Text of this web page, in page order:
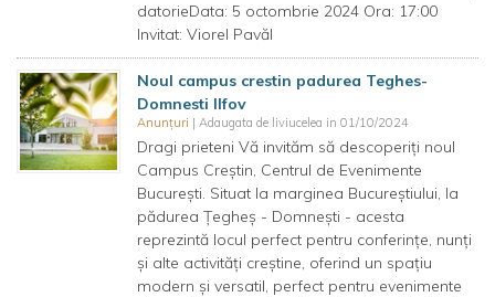
datorieData: 5 octombrie 2024 Ora: 17:00
Invitat: Viorel Pavăl
Noul campus crestin padurea Teghes-
Domnesti Ilfov
Anunțuri | Adaugata de liviucelea in 01/10/2024
Dragi prieteni Vă invităm să descoperiți noul
Campus Creștin, Centrul de Evenimente
București. Situat la marginea Bucureștiului, la
pădurea Țegheș - Domnești - acesta
reprezintă locul perfect pentru conferințe, nunți
și alte activități creștine, oferind un spațiu
modern și versatil, perfect pentru evenimente